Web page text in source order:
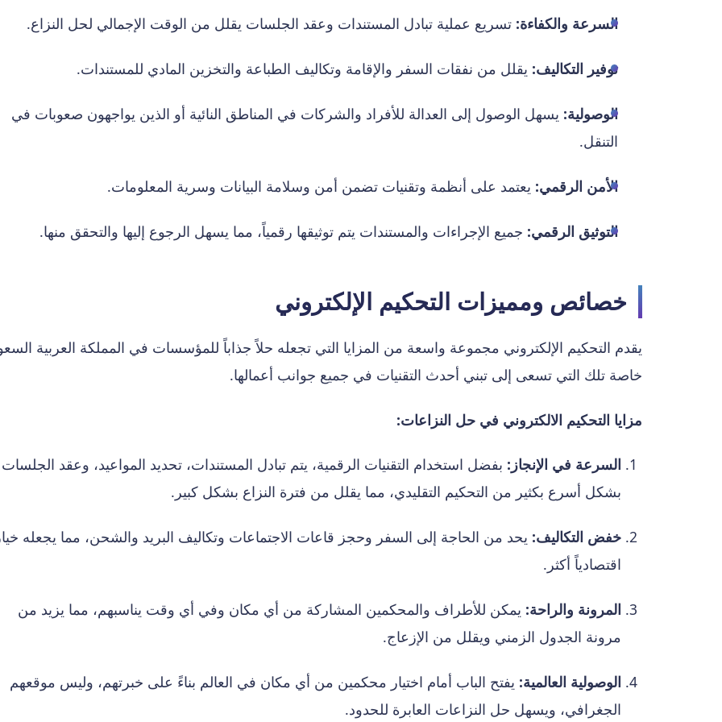
السرعة والكفاءة: تسريع عملية تبادل المستندات وعقد الجلسات يقلل من الوقت الإجمالي لحل النزاع.
توفير التكاليف: يقلل من نفقات السفر والإقامة وتكاليف الطباعة والتخزين المادي للمستندات.
الوصولية: يسهل الوصول إلى العدالة للأفراد والشركات في المناطق النائية أو الذين يواجهون صعوبات في
التنقل.
الأمن الرقمي: يعتمد على أنظمة وتقنيات تضمن أمن وسلامة البيانات وسرية المعلومات.
التوثيق الرقمي: جميع الإجراءات والمستندات يتم توثيقها رقمياً، مما يسهل الرجوع إليها والتحقق منها.
خصائص ومميزات التحكيم الإلكتروني
يقدم التحكيم الإلكتروني مجموعة واسعة من المزايا التي تجعله حلاً جذاباً للمؤسسات في المملكة العربية
خاصة تلك التي تسعى إلى تبني أحدث التقنيات في جميع جوانب أعمالها.
مزايا التحكيم الالكتروني في حل النزاعات:
السرعة في الإنجاز: بفضل استخدام التقنيات الرقمية، يتم تبادل المستندات، تحديد المواعيد، وعقد الجلسات
بشكل أسرع بكثير من التحكيم التقليدي، مما يقلل من فترة النزاع بشكل كبير.
خفض التكاليف: يحد من الحاجة إلى السفر وحجز قاعات الاجتماعات وتكاليف البريد والشحن، مما يجعله
اقتصادياً أكثر.
المرونة والراحة: يمكن للأطراف والمحكمين المشاركة من أي مكان وفي أي وقت يناسبهم، مما يزيد من
مرونة الجدول الزمني ويقلل من الإزعاج.
الوصولية العالمية: يفتح الباب أمام اختيار محكمين من أي مكان في العالم بناءً على خبرتهم، وليس موقعهم
الجغرافي، ويسهل حل النزاعات العابرة للحدود.